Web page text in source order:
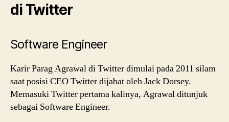
di Twitter
Software Engineer
Karir Parag Agrawal di Twitter dimulai pada 2011 silam
saat posisi CEO Twitter dijabat oleh Jack Dorsey.
Memasuki Twitter pertama kalinya, Agrawal ditunjuk
sebagai Software Engineer.